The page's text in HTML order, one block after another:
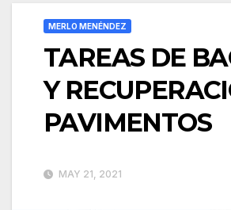
MERLO MENÉNDEZ
TAREAS DE
Y
PAVIMENTOS
MAY 21, 2021